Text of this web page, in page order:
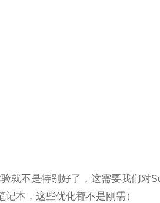
不错的选择，既可以用来记笔记
任，可是颓却不一定。
，但是这也同样带来了功耗和发
功耗，对于一个被动散热的电脑
在了14~15W，即便如此，长时间
尽量减少性能的损耗。
就不是特别好了，这需要我们对
本，这些优化都不是刚需）